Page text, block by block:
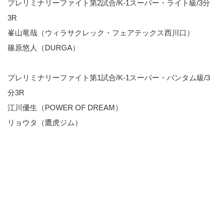
プレリミナリーファイト第2試合/K-1スーパー・ライト級/3分
3R
峯山竜哉（ウィラサクレック・フェアテックス西川口）
篠原悠人（DURGA）
プレリミナリーファイト第1試合/K-1スーパー・バンタム級/3
分3R
江川優生（POWER OF DREAM）
リョウタ（鷹虎ジム）